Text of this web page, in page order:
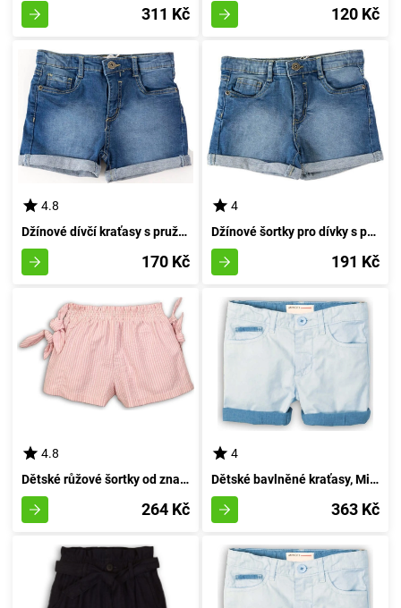
311 Kč 120 Kč
4.8
Džínové dívčí kraťasy s pružností, Minoti, KG DSHORT 5, modré - 98/104 | 3/4 roků
170 Kč
4
Džínové šortky pro dívky s pružností, Minoti, KG DSHORT 6, modré - velikost 98/104 | pro věk 3-4 let
191 Kč
4.8
Dětské růžové šortky od značky Minoti, velikost 98/104 cm, vhodné pro věk 3-4 let
264 Kč
4
Dětské bavlněné kraťasy, Minoti, Salt 6, světle modré barvy - velikost 98/104 | pro věk 3/4 let
363 Kč